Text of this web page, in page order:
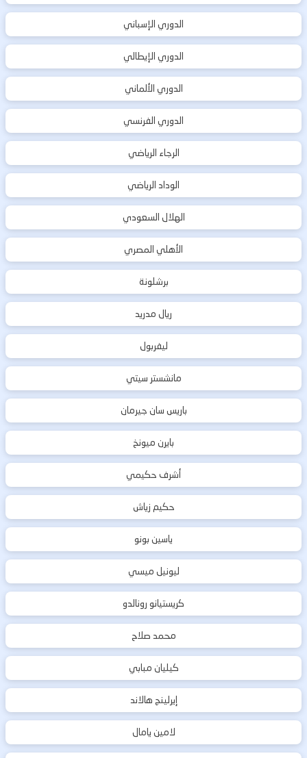
الدوري الإسباني
الدوري الإيطالي
الدوري الألماني
الدوري الفرنسي
الرجاء الرياضي
الوداد الرياضي
الهلال السعودي
الأهلي المصري
برشلونة
ريال مدريد
ليفربول
مانشستر سيتي
باريس سان جيرمان
بايرن ميونخ
أشرف حكيمي
حكيم زياش
ياسين بونو
ليونيل ميسي
كريستيانو رونالدو
محمد صلاح
كيليان مبابي
إيرلينج هالاند
لامين يامال